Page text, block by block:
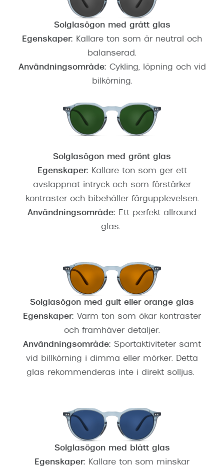
Solglasögon med grått glas
Egenskaper: Kallare ton som är neutral och
balanserad.
Användningsområde: Cykling, löpning och vid
bilkörning.
Solglasögon med grönt glas
Egenskaper: Kallare ton som ger ett
avslappnat intryck och som förstärker
kontraster och bibehåller färgupplevelsen.
Användningsområde: Ett perfekt allround
glas.
Solglasögon med gult eller orange glas
Egenskaper: Varm ton som ökar kontraster
och framhäver detaljer.
Användningsområde: Sportaktiviteter samt
vid billkörning i dimma eller mörker. Detta
glas rekommenderas inte i direkt solljus.
Solglasögon med blått glas
Egenskaper: Kallare ton som minskar